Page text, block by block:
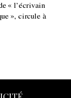
« l’écrivain
», circule à